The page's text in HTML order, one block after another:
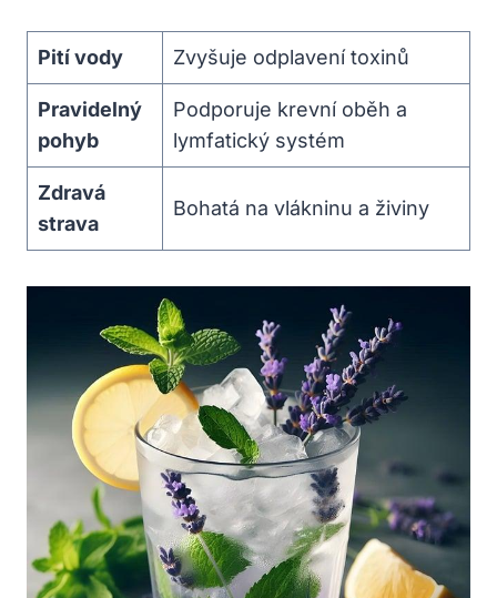
Pití vody Zvyšuje odplavení toxinů
Pravidelný
pohyb
Podporuje krevní oběh a
lymfatický ​systém
Zdravá
‍strava
Bohatá ⁢na vlákninu a⁣ živiny